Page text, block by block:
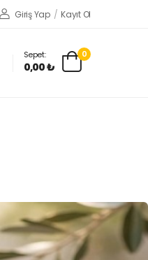
Giriş Yap / Kayıt Ol
Sepet:
0,00 ₺
0